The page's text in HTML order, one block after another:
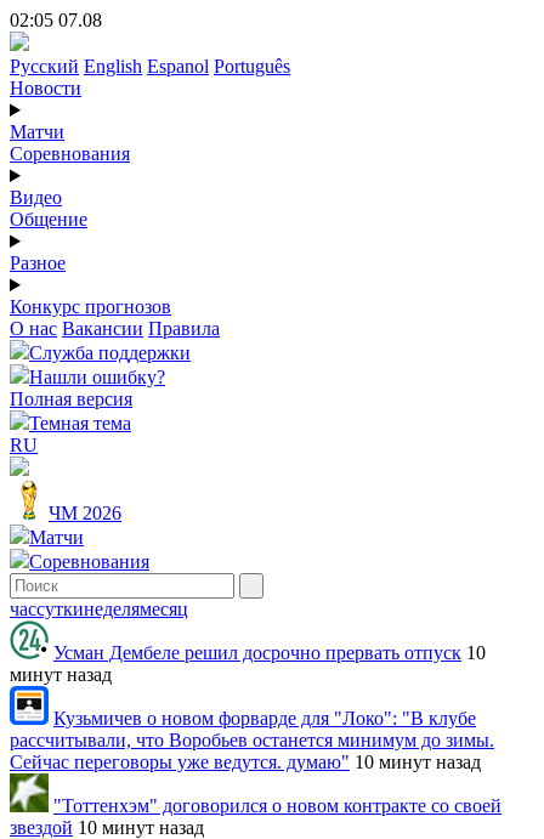
02:05 07.08
Русский English Espanol Português
Новости
Матчи
Соревнования
Видео
Общение
Разное
Конкурс прогнозов
О нас Вакансии Правила
Служба поддержки
Нашли ошибку?
Полная версия
Темная тема
RU
ЧМ 2026
Матчи
Соревнования
чассуткинеделямесяц
Усман Дембеле решил досрочно прервать отпуск 10
минут назад
Кузьмичев о новом форварде для "Локо": "В клубе
рассчитывали, что Воробьев останется минимум до зимы.
Сейчас переговоры уже ведутся. думаю" 10 минут назад
"Тоттенхэм" договорился о новом контракте со своей
звездой 10 минут назад